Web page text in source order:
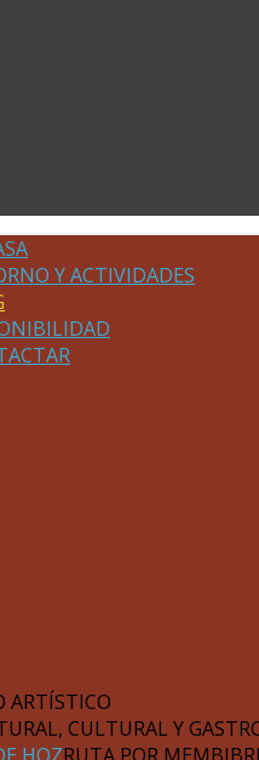
Y ACTIVIDADES
ARTÍSTICO
CULTURAL Y